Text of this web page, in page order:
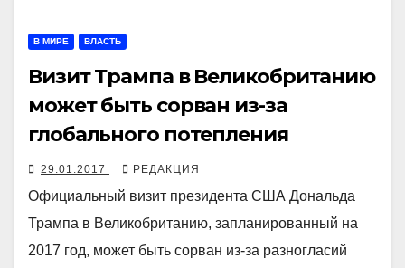
В МИРЕ ВЛАСТЬ
Визит Трампа в Великобританию
может быть сорван из-за
глобального потепления
29.01.2017 РЕДАКЦИЯ
Официальный визит президента США Дональда
Трампа в Великобританию, запланированный на
2017 год, может быть сорван из-за разногласий